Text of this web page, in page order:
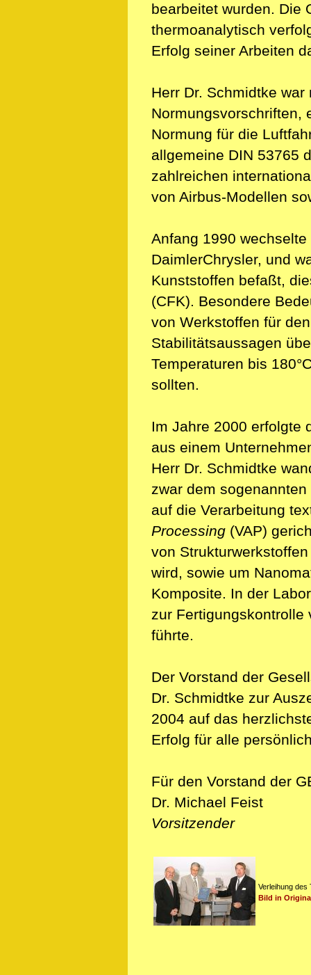
bearbeitet wurden. Die
thermoanalytisch
Erfolg seiner Arbeiten
Herr Dr. Schmidtke
Normungsvorschriften,
Normung für die
allgemeine DIN 53765
zahlreichen
von Airbus-Modellen
Anfang 1990
DaimlerChrysler, und
Kunststoffen befaßt,
(CFK). Besondere
von Werkstoffen für
Stabilitätsaussagen
Temperaturen bis
sollten.
Im Jahre 2000 erfolgte
aus einem
Herr Dr. Schmidtke
zwar dem sogenannten
auf die Verarbeitung
Processing (VAP)
von
wird, sowie um
Komposite. In der
zur Fertigungskontrolle
führte.
Der Vorstand der
Dr. Schmidtke zur
2004 auf das
Erfolg für alle
Für den Vorstand der
Dr. Michael Feist
Vorsitzender
Verleihung des
Bild in